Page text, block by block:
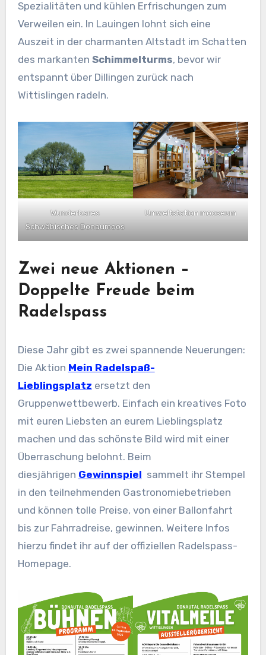
Spezialitäten und kühlen Erfrischungen zum
Verweilen ein. In Lauingen lohnt sich eine
Auszeit in der charmanten Altstadt im Schatten
des markanten Schimmelturms, bevor wir
entspannt über Dillingen zurück nach
Wittislingen radeln.
Wunderbares
Schwäbisches Donaumoos
Umweltstation mooseum
Zwei neue Aktionen –
Doppelte Freude beim
Radelspass
Diese Jahr gibt es zwei spannende Neuerungen:
Die Aktion Mein Radelspaß-
Lieblingsplatz ersetzt den
Gruppenwettbewerb. Einfach ein kreatives Foto
mit euren Liebsten an eurem Lieblingsplatz
machen und das schönste Bild wird mit einer
Überraschung belohnt. Beim
diesjährigen Gewinnspiel sammelt ihr Stempel
in den teilnehmenden Gastronomiebetrieben
und können tolle Preise, von einer Ballonfahrt
bis zur Fahrradreise, gewinnen. Weitere Infos
hierzu findet ihr auf der offiziellen Radelspass-
Homepage.